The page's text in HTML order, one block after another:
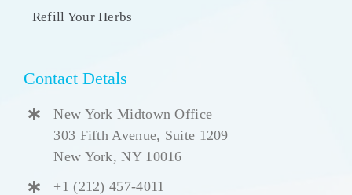
Refill Your Herbs
Contact Detals
New York Midtown Office
303 Fifth Avenue, Suite 1209
New York, NY 10016
+1 (212) 457-4011